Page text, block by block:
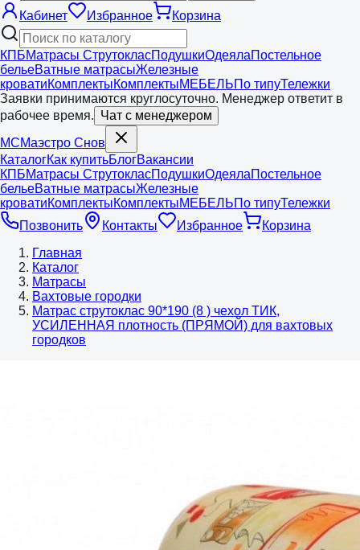
Кабинет
Избранное Корзина
КПБМатрасы СтрутокласПодушкиОдеялаПостельное
бельеВатные матрасыЖелезные
кроватиКомплектыКомплектыМЕБЕЛЬПо типуТележки
Заявки принимаются круглосуточно. Менеджер ответит в
рабочее время. Чат с менеджером
МСМаэстро Снов
КаталогКак купитьБлогВакансии
КПБМатрасы СтрутокласПодушкиОдеялаПостельное
бельеВатные матрасыЖелезные
кроватиКомплектыКомплектыМЕБЕЛЬПо типуТележки
Позвонить
Контакты Избранное
Корзина
Главная
Каталог
Матрасы
Вахтовые городки
Матрас струтоклас 90*190 (8 ) чехол ТИК,
УСИЛЕННАЯ плотность (ПРЯМОЙ) для вахтовых
городков